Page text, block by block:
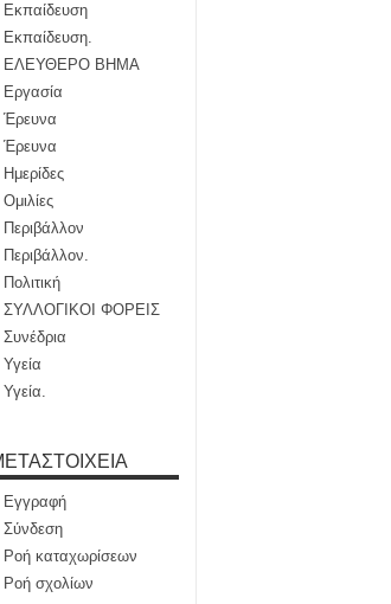
Εκπαίδευση
Εκπαίδευση.
ΕΛΕΥΘΕΡΟ ΒΗΜΑ
Εργασία
Έρευνα
Έρευνα
Ημερίδες
Ομιλίες
Περιβάλλον
Περιβάλλον.
Πολιτική
ΣΥΛΛΟΓΙΚΟΙ ΦΟΡΕΙΣ
Συνέδρια
Υγεία
Υγεία.
Εγγραφή
Σύνδεση
Ροή καταχωρίσεων
Ροή σχολίων